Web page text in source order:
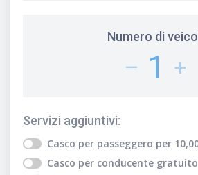
Numero di
– 1 +
Servizi aggiuntivi:
Casco per passeggero per
Casco per conducente gratuito